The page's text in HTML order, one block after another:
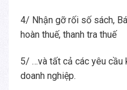
4/ Nhận gỡ rối số sách,
hoàn thuế, thanh tra thuế
5/ …và tất cả các yêu cầu
doanh nghiệp.